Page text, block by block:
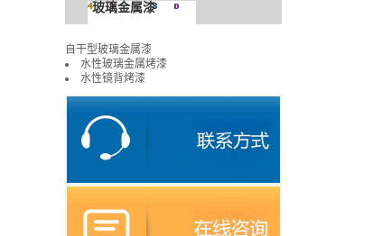
玻璃金属漆
自干型玻璃金属漆
水性玻璃金属烤漆
水性镜背烤漆